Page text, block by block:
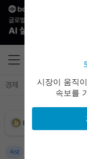
경제 마켓 정책
XRP (XRP)
Hyperliquid (HYPE)
Dogecoin (DOGE)
속보
시장이 움직
속보를